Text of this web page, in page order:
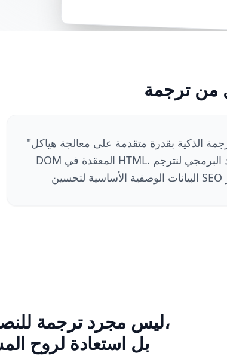
"الذكية بقدرة متقدمة على معالجة هياكل
DOM المعقدة في HTML. نحن لا نترجم النصوص الظاهرة فقط، بل نتعمق أيضاً في الكود البرمجي لنترجم
ليس مجرد ترجمة للنصوص،
بل استعادة لروح